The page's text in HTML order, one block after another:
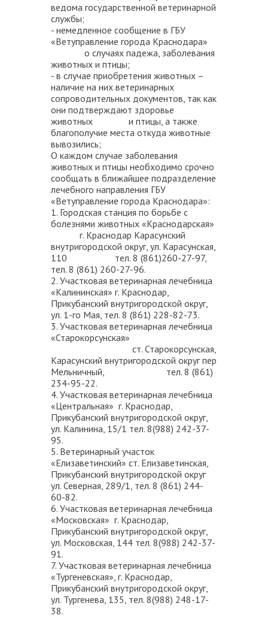
ведома государственной ветеринарной
службы;
- немедленное сообщение в ГБУ
«Ветуправление города Краснодара»
о случаях падежа, заболевания
животных и птицы;
- в случае приобретения животных –
наличие на них ветеринарных
сопроводительных документов, так как
они подтверждают здоровье
животных и птицы, а также
благополучие места откуда животные
вывозились;
О каждом случае заболевания
животных и птицы необходимо срочно
сообщать в ближайшее подразделение
лечебного направления ГБУ
«Ветуправление города Краснодара»:
1. Городская станция по борьбе с
болезнями животных «Краснодарская»
г. Краснодар Карасунский
внутригородской округ, ул. Карасунская,
110 тел. 8 (861)260-27-97,
тел. 8 (861) 260-27-96.
2. Участковая ветеринарная лечебница
«Калининская» г. Краснодар,
Прикубанский внутригородской округ,
ул. 1-го Мая, тел. 8 (861) 228-82-73.
3. Участковая ветеринарная лечебница
«Старокорсунская»
ст. Старокорсунская,
Карасунский внутригородской округ пер
Мельничный, тел. 8 (861)
234-95-22.
4. Участковая ветеринарная лечебница
«Центральная» г. Краснодар,
Прикубанский внутригородской округ,
ул. Калинина, 15/1 тел. 8(988) 242-37-
95.
5. Ветеринарный участок
«Елизаветинский» ст. Елизаветинская,
Прикубанский внутригородской округ
ул. Северная, 289/1, тел. 8 (861) 244-
60-82.
6. Участковая ветеринарная лечебница
«Московская» г. Краснодар,
Прикубанский внутригородской округ,
ул. Московская, 144 тел. 8(988) 242-37-
91.
7. Участковая ветеринарная лечебница
«Тургеневская», г. Краснодар,
Прикубанский внутригородской округ,
ул. Тургенева, 135, тел. 8(988) 248-17-
38.